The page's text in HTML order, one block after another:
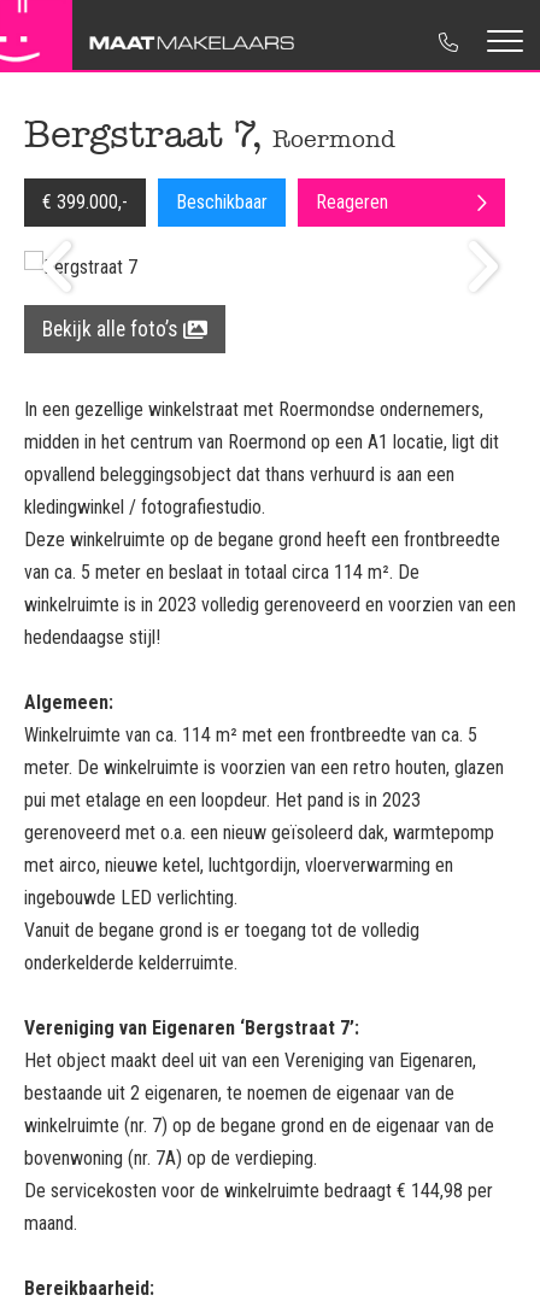
Bergstraat 7, Roermond
€ 399.000,- Beschikbaar Reageren
Bekijk alle foto’s
In een gezellige winkelstraat met Roermondse ondernemers,
midden in het centrum van Roermond op een A1 locatie, ligt dit
opvallend beleggingsobject dat thans verhuurd is aan een
kledingwinkel / fotografiestudio.
Deze winkelruimte op de begane grond heeft een frontbreedte
van ca. 5 meter en beslaat in totaal circa 114 m². De
winkelruimte is in 2023 volledig gerenoveerd en voorzien van een
hedendaagse stijl!
Algemeen:
Winkelruimte van ca. 114 m² met een frontbreedte van ca. 5
meter. De winkelruimte is voorzien van een retro houten, glazen
pui met etalage en een loopdeur. Het pand is in 2023
gerenoveerd met o.a. een nieuw geïsoleerd dak, warmtepomp
met airco, nieuwe ketel, luchtgordijn, vloerverwarming en
ingebouwde LED verlichting.
Vanuit de begane grond is er toegang tot de volledig
onderkelderde kelderruimte.
Vereniging van Eigenaren ‘Bergstraat 7’:
Het object maakt deel uit van een Vereniging van Eigenaren,
bestaande uit 2 eigenaren, te noemen de eigenaar van de
winkelruimte (nr. 7) op de begane grond en de eigenaar van de
bovenwoning (nr. 7A) op de verdieping.
De servicekosten voor de winkelruimte bedraagt € 144,98 per
maand.
Bereikbaarheid:
Huurwoningen
Nieuwbouw
Bedrijfsonroerendgoed
Verkocht
NVM Makelaar
Ons Team
Regionaal betrokken
Woning aankopen
Huur & Verhuur
Taxaties
Bedrijfsonroerendgoed
Move.nl
Disclaimer
Privacyverklaring
Cookieverklaring